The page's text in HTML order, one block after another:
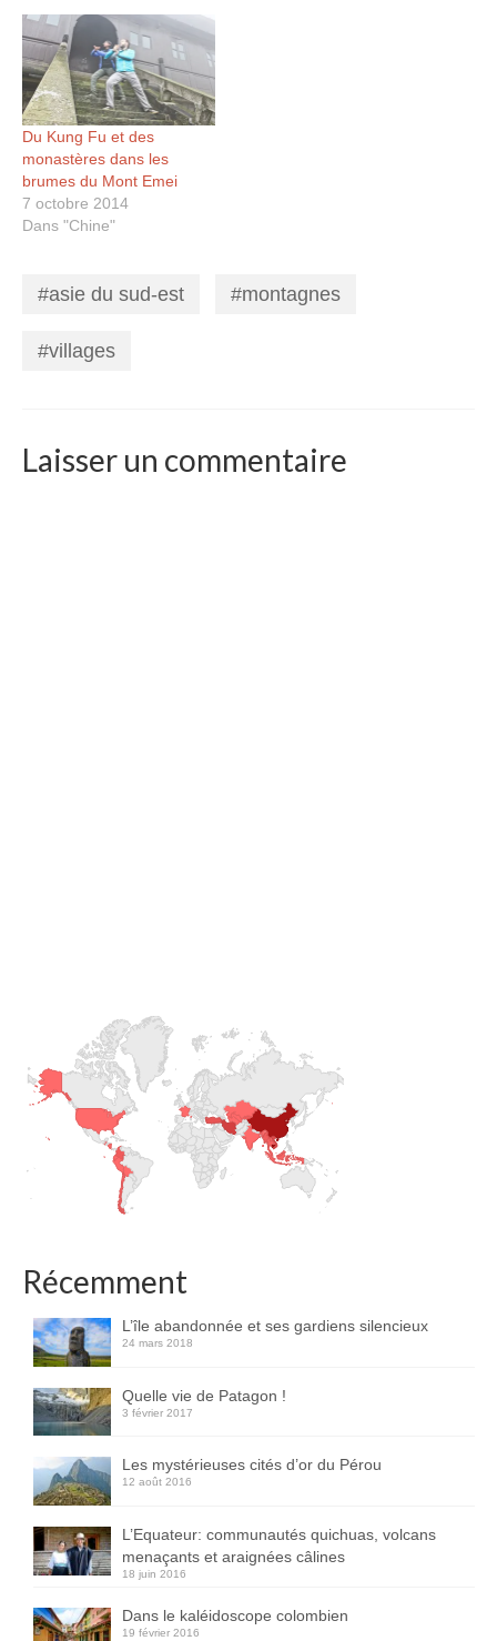
Du Kung Fu et des
monastères dans les
brumes du Mont Emei
7 octobre 2014
Dans "Chine"
asie du sud-est montagnes
villages
Laisser un commentaire
Récemment
L’île abandonnée et ses gardiens silencieux
24 mars 2018
Quelle vie de Patagon !
3 février 2017
Les mystérieuses cités d’or du Pérou
12 août 2016
L’Equateur: communautés quichuas, volcans
menaçants et araignées câlines
18 juin 2016
Dans le kaléidoscope colombien
19 février 2016